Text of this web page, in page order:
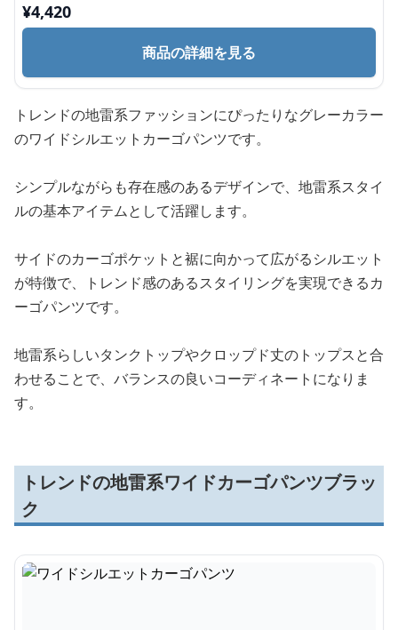
¥4,420
商品の詳細を見る
トレンドの地雷系ファッションにぴったりなグレーカラー
のワイドシルエットカーゴパンツです。
シンプルながらも存在感のあるデザインで、地雷系スタイ
ルの基本アイテムとして活躍します。
サイドのカーゴポケットと裾に向かって広がるシルエット
が特徴で、トレンド感のあるスタイリングを実現できるカ
ーゴパンツです。
地雷系らしいタンクトップやクロップド丈のトップスと合
わせることで、バランスの良いコーディネートになりま
す。
トレンドの地雷系ワイドカーゴパンツブラッ
ク